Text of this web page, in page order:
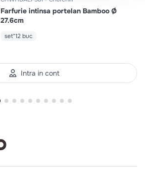
Farfurie intinsa portelan Bamboo Ø
27.6cm
set*12 buc
Intra in cont